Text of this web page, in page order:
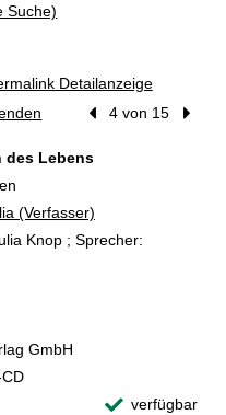
Suche)
Detailanzeige
Vorheriger Treffer
4 von 15
des Lebens
diesem Verfasser
(Verfasser)
Knop ; Sprecher:
GmbH
verfügbar